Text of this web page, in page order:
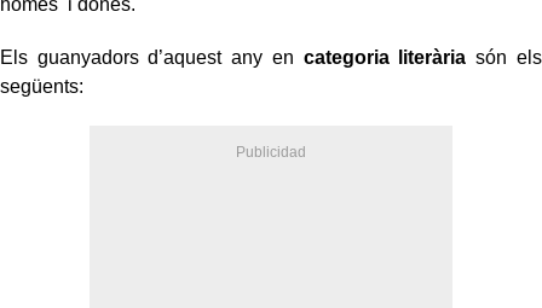
homes i dones.
Els guanyadors d’aquest any en categoria literària són els
següents: